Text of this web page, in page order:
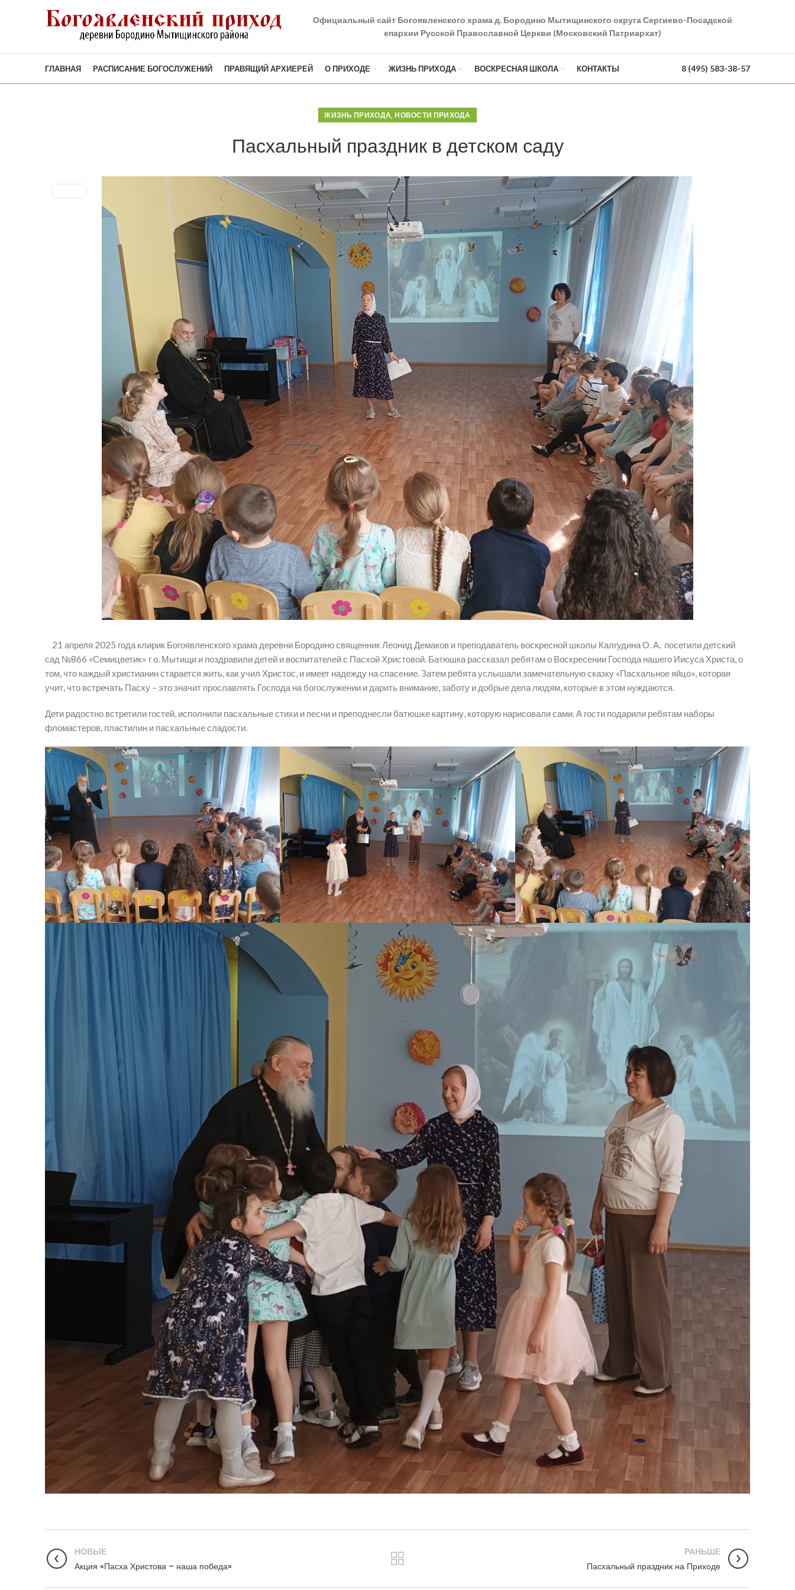
Официальный сайт Богоявленского храма д. Бородино Мытищинского округа Сергиево-Посадской
епархии Русской Православной Церкви (Московский Патриархат)
ГЛАВНАЯ РАСПИСАНИЕ БОГОСЛУЖЕНИЙ ПРАВЯЩИЙ АРХИЕРЕЙ О ПРИХОДЕ ЖИЗНЬ ПРИХОДА ВОСКРЕСНАЯ ШКОЛА КОНТАКТЫ 8 (495) 583-38-57
ЖИЗНЬ ПРИХОДА,НОВОСТИ ПРИХОДА
Пасхальный праздник в детском саду
21 апреля 2025 года клирик Богоявленского храма деревни Бородино священник Леонид Демаков и преподаватель воскресной школы Калгудина О. А. посетили детский
сад №866 «Семицветик» г о. Мытищи и поздравили детей и воспитателей с Пасхой Христовой. Батюшка рассказал ребятам о Воскресении Господа нашего Иисуса Христа, о
том, что каждый христианин старается жить, как учил Христос, и имеет надежду на спасение. Затем ребята услышали замечательную сказку «Пасхальное яйцо», которая
учит, что встречать Пасху – это значит прославлять Господа на богослужении и дарить внимание, заботу и добрые дела людям, которые в этом нуждаются.
Дети радостно встретили гостей, исполнили пасхальные стихи и песни и преподнесли батюшке картину, которую нарисовали сами. А гости подарили ребятам наборы
фломастеров, пластилин и пасхальные сладости.
НОВЫЕ
Акция «Пасха Христова – наша победа»
РАНЬШЕ
Пасхальный праздник на Приходе